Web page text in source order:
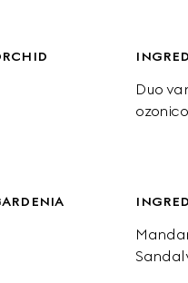
Duo
ozonico